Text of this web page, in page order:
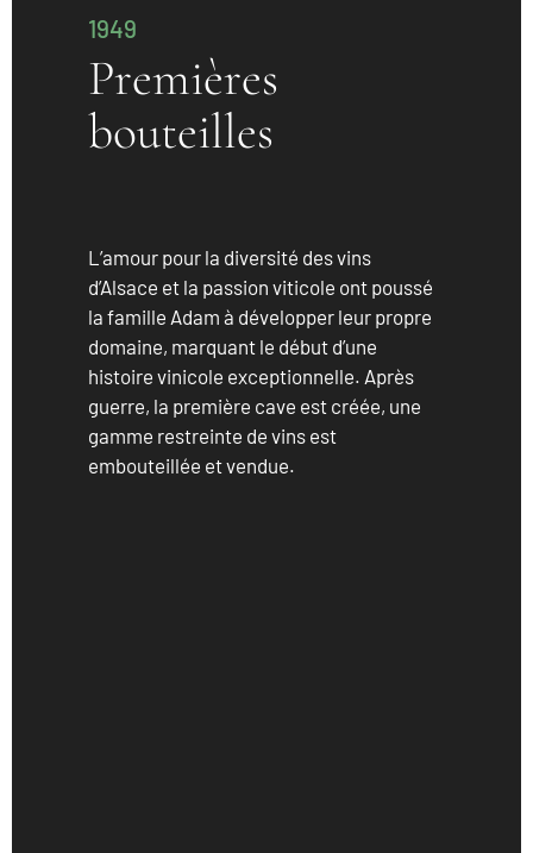
1949
Premières
bouteilles
L’amour pour la diversité des vins
d’Alsace et la passion viticole ont poussé
la famille Adam à développer leur propre
domaine, marquant le début d’une
histoire vinicole exceptionnelle. Après
guerre, la première cave est créée, une
gamme restreinte de vins est
embouteillée et vendue.